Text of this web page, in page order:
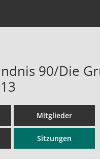
90/Die
Mitglieder
Sitzungen